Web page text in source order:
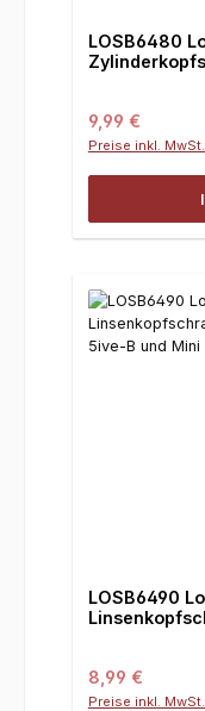
LOSB6480
Regulärer Preis:
9,99 €
Preise inkl.
LOSB6490
Regulärer Preis:
8,99 €
Preise inkl.